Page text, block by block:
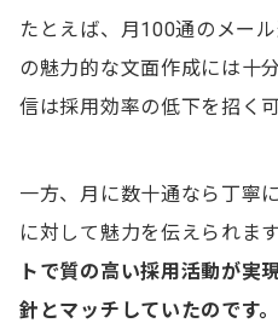
たとえば、月100通のメー
の魅力的な文面作成には十
信は採用効率の低下を招く
一方、月に数十通なら丁寧
に対して魅力を伝えられます
トで質の高い採用活動が実
針とマッチしていたのです。